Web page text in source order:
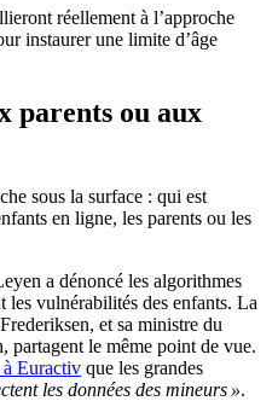
réellement à l’approche
instaurer une limite d’âge
parents ou aux
sous la surface : qui est
en ligne, les parents ou les
a dénoncé les algorithmes
les vulnérabilités des enfants. La
et sa ministre du
partagent le même point de vue.
Euractiv que les grandes
les données des mineurs ».